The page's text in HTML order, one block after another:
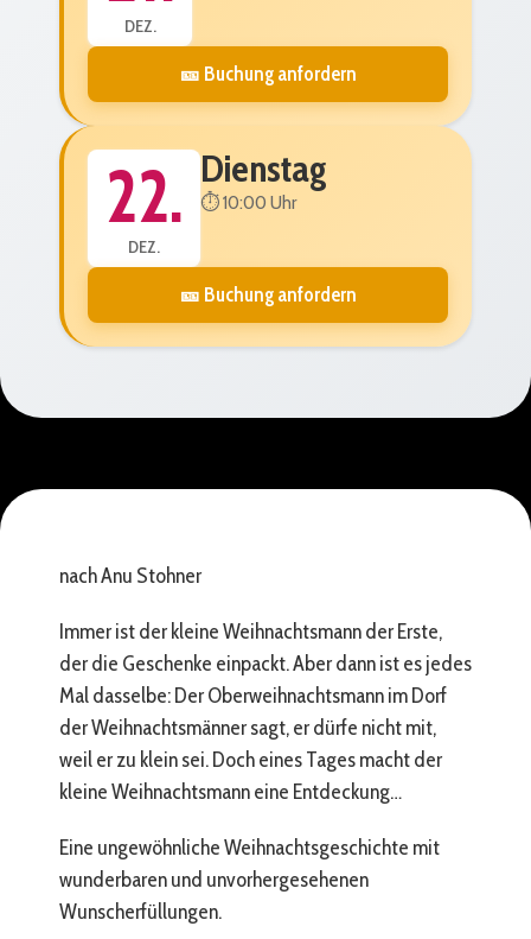
DEZ.
🎫 Buchung anfordern
22.
DEZ.
Dienstag
⏱️ 10:00 Uhr
🎫 Buchung anfordern
nach Anu Stohner
Immer ist der kleine Weihnachtsmann der Erste,
der die Geschenke einpackt. Aber dann ist es jedes
Mal dasselbe: Der Oberweihnachtsmann im Dorf
der Weihnachtsmänner sagt, er dürfe nicht mit,
weil er zu klein sei. Doch eines Tages macht der
kleine Weihnachtsmann eine Entdeckung…
Eine ungewöhnliche Weihnachtsgeschichte mit
wunderbaren und unvorhergesehenen
Wunscherfüllungen.